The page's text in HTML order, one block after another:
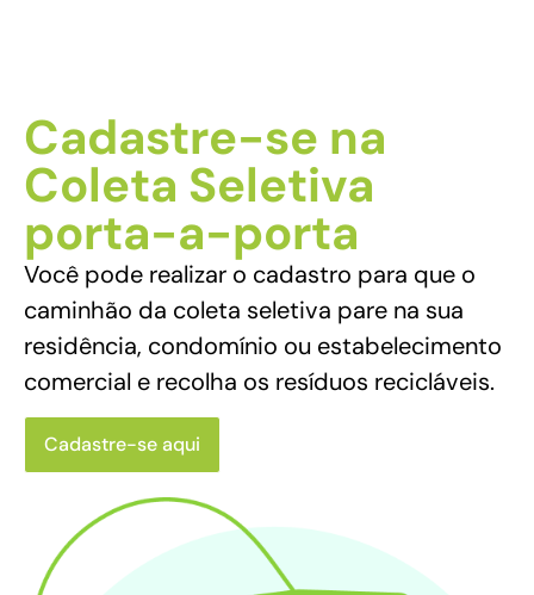
Cadastre-se na
Coleta Seletiva
porta-a-porta
Você pode realizar o cadastro para que o
caminhão da coleta seletiva pare na sua
residência, condomínio ou estabelecimento
comercial e recolha os resíduos recicláveis.
Cadastre-se aqui